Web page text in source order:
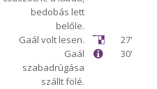
bedobás lett
belőle.
27'
Gaál volt lesen.
30'
Gaál
szabadrúgása
szállt fölé.